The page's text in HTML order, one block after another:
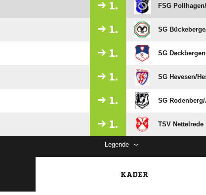
1. FSG
1. SG
1. SG
1. SG Hevesen/​
1. SG Rodenberg/​
1. TSV Nettelrede
Legende
KADER